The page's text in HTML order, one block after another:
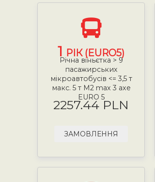
1 РІК (EURO5)
Річна віньєтка > 9
пасажирських
мікроавтобусів <= 3,5 т
макс. 5 т М2 max 3 axe
EURO 5
2257.44 PLN
ЗАМОВЛЕННЯ